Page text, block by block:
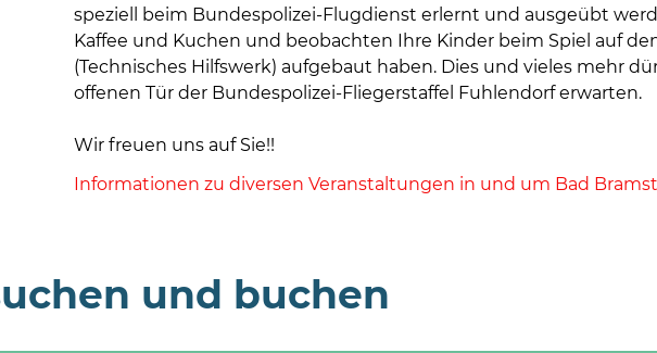
speziell beim Bundespolizei-Flugdienst erlernt und ausgeübt
Kaffee und Kuchen und beobachten Ihre Kinder beim Spiel auf
(Technisches Hilfswerk) aufgebaut haben. Dies und vieles mehr
offenen Tür der Bundespolizei-Fliegerstaffel Fuhlendorf erwarten.
Wir freuen uns auf Sie!!
Informationen zu diversen Veranstaltungen in und um Bad
und buchen